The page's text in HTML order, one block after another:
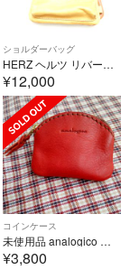
ショルダーバッグ
HERZ ヘルツ リバーシブルショルダーバッグ ソフトレザー 赤茶 キャメル 鞄 かばん 肩掛け AU4620
¥12,000
コインケース
未使用品 analogico アナロジコ ファスナーコインケース
¥3,800